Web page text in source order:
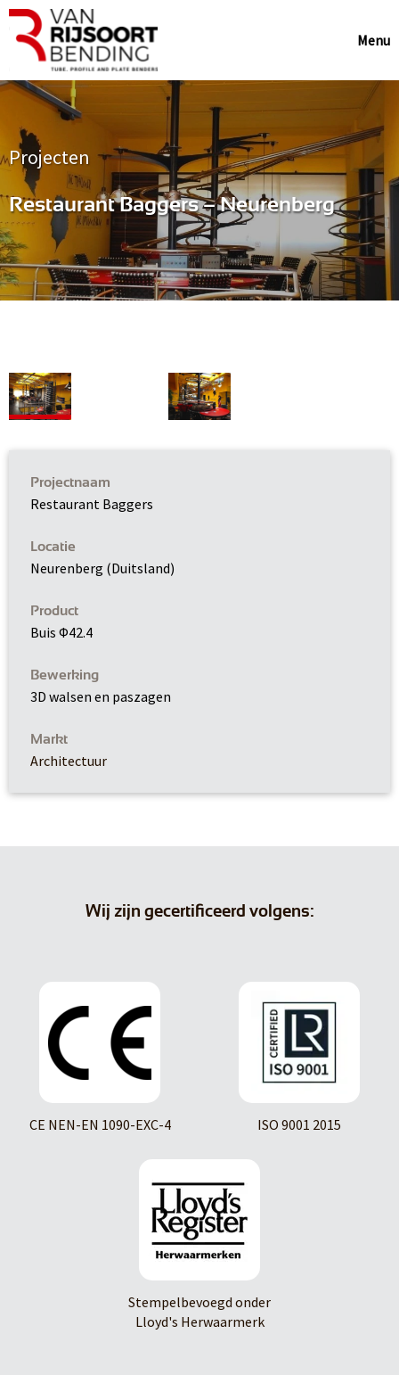
Menu
Projecten
Restaurant Baggers – Neurenberg
Projectnaam
Restaurant Baggers
Locatie
Neurenberg (Duitsland)
Product
Buis Φ42.4
Bewerking
3D walsen en paszagen
Markt
Architectuur
Wij zijn gecertificeerd volgens:
CE NEN-EN 1090-EXC-4 ISO 9001 2015
Stempelbevoegd onder
Lloyd's Herwaarmerk